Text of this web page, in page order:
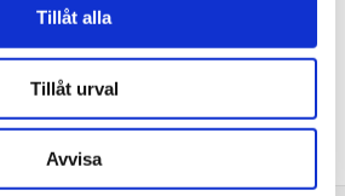
Tillåt alla
Tillåt urval
Avvisa
Tillbehör